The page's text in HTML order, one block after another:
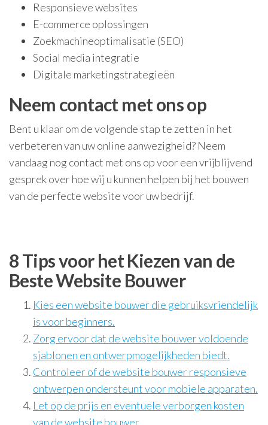
Responsieve websites
E-commerce oplossingen
Zoekmachineoptimalisatie (SEO)
Social media integratie
Digitale marketingstrategieën
Neem contact met ons op
Bent u klaar om de volgende stap te zetten in het
verbeteren van uw online aanwezigheid? Neem
vandaag nog contact met ons op voor een vrijblijvend
gesprek over hoe wij u kunnen helpen bij het bouwen
van de perfecte website voor uw bedrijf.
8 Tips voor het Kiezen van de
Beste Website Bouwer
Kies een website bouwer die gebruiksvriendelijk
is voor beginners.
Zorg ervoor dat de website bouwer voldoende
sjablonen en ontwerpmogelijkheden biedt.
Controleer of de website bouwer responsieve
ontwerpen ondersteunt voor mobiele apparaten.
Let op de prijs en eventuele verborgen kosten
van de website bouwer.